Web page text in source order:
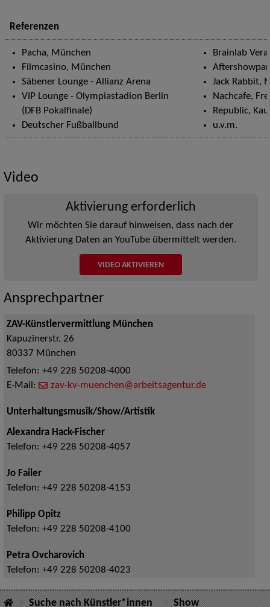
Referenzen
Pacha, München
Filmcasino, München
Säbener Lounge - Allianz Arena
VIP Lounge - Olympiastadion Berlin
(DFB Pokalfinale)
Deutscher Fußballbund
Brainlab
Jack Rabbit,
Nachcafe,
Republic,
u.v.m.
Video
Aktivierung erforderlich
Wir möchten Sie darauf hinweisen, dass nach der
Aktivierung Daten an YouTube übermittelt werden.
VIDEO AKTIVIEREN
Ansprechpartner
ZAV-Künstlervermittlung München
Kapuzinerstr. 26
80337 München
Telefon: +49 228 50208-4000
E-Mail:
zav-kv-muenchen@arbeitsagentur.de
Unterhaltungsmusik/Show/Artistik
Alexandra Hack-Fischer
Telefon: +49 228 50208-4057
Jo Failer
Telefon: +49 228 50208-4153
Philipp Opitz
Telefon: +49 228 50208-4100
Petra Ovcharovich
Telefon: +49 228 50208-4023
Suche nach Künstler*innen Show